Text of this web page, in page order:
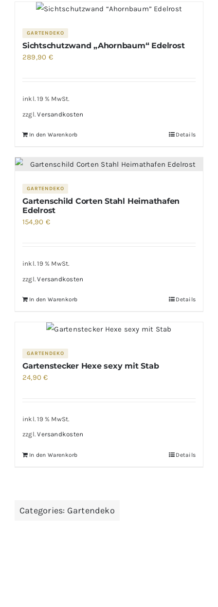
GARTENDEKO
Sichtschutzwand „Ahornbaum“ Edelrost
289,90 €
inkl. 19 % MwSt.
zzgl.Versandkosten
In den Warenkorb Details
GARTENDEKO
Gartenschild Corten Stahl Heimathafen
Edelrost
154,90 €
inkl. 19 % MwSt.
zzgl.Versandkosten
In den Warenkorb Details
GARTENDEKO
Gartenstecker Hexe sexy mit Stab
24,90€
inkl. 19 % MwSt.
zzgl.Versandkosten
In den Warenkorb Details
Categories: Gartendeko